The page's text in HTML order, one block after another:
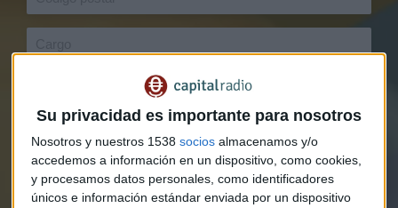
Su privacidad es importante para nosotros
Nosotros y nuestros 1538 socios almacenamos y/o
accedemos a información en un dispositivo, como cookies,
y procesamos datos personales, como identificadores
únicos e información estándar enviada por un dispositivo